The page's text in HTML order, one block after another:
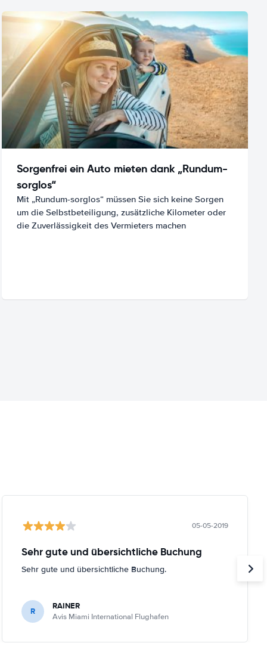
Sorgenfrei ein Auto mieten dank „Rundum-
sorglos“
Mit „Rundum-sorglos“ müssen Sie sich keine Sorgen
um die Selbstbeteiligung, zusätzliche Kilometer oder
die Zuverlässigkeit des Vermieters machen
05-05-2019
Sehr gute und übersichtliche Buchung
Sehr gute und übersichtliche Buchung.
R RAINER
Avis Miami International Flughafen